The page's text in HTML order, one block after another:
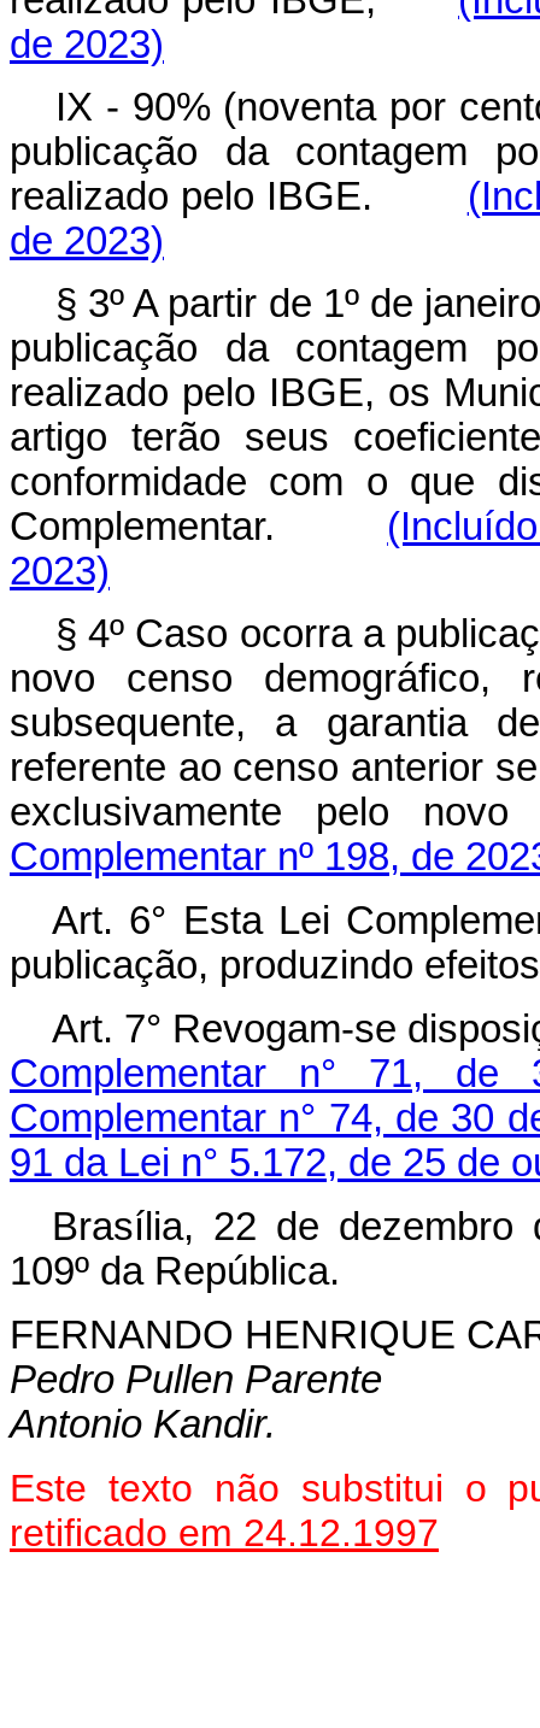
de 2023)
IX - 90% (noventa por
publicação da contagem
realizado pelo IBGE.
de 2023)
§ 3º A partir de 1º de
publicação da contagem
realizado pelo IBGE, os
artigo terão seus
conformidade com o que
Complementar.
2023)
§ 4º Caso ocorra a
novo censo demográfico,
subsequente, a garantia
referente ao censo anterior
exclusivamente pelo
Complementar nº 198, de
Art. 6° Esta Lei
publicação, produzindo
Art. 7° Revogam-se
Complementar n° 71,
Complementar n° 74, de 30
91 da Lei n° 5.172, de 25 de
Brasília, 22 de dezembro
109º da República.
FERNANDO HENRIQUE
Pedro Pullen Parente
Antonio Kandir.
Este texto não substitui o
retificado em 24.12.1997